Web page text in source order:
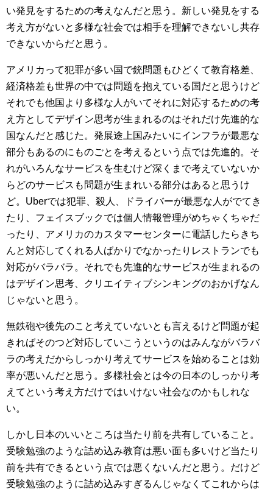
い発見をするための考えなんだと思う。新しい発見をする
考え方がないと多様な社会では相手を理解できないし共存
できないからだと思う。
アメリカって犯罪が多い国で銃問題もひどくて教育格差、
経済格差も世界の中では問題を抱えている国だと思うけど
それでも他国より多様な人がいてそれに対応するための考
え方としてデザイン思考が生まれるのはそれだけ先進的な
国なんだと感じた。発展途上国みたいにインフラが最悪な
部分もあるのにものごとを考えるという点では先進的。そ
れがいろんなサービスを生むけど深くまで考えていないか
らどのサービスも問題が生まれいる部分はあると思うけ
ど。Uberでは犯罪、殺人、ドライバーが最悪な人がでてき
たり、フェイスブックでは個人情報管理がめちゃくちゃだ
ったり、アメリカのカスタマーセンターに電話したらきち
んと対応してくれる人ばかりでなかったりレストランでも
対応がバラバラ。それでも先進的なサービスが生まれるの
はデザイン思考、クリエイティブシンキングのおかげなん
じゃないと思う。
無鉄砲や後先のこと考えていないとも言えるけど問題が起
きればそのつど対応していこうというのはみんながバラバ
ラの考えだからしっかり考えてサービスを始めることは効
率が悪いんだと思う。多様社会とは今の日本のしっかり考
えてという考え方だけではいけない社会なのかもしれな
い。
しかし日本のいいところは当たり前を共有していること。
受験勉強のような詰め込み教育は悪い面も多いけど当たり
前を共有できるという点では悪くないんだと思う。だけど
受験勉強のように詰め込みすぎるんじゃなくてこれからは